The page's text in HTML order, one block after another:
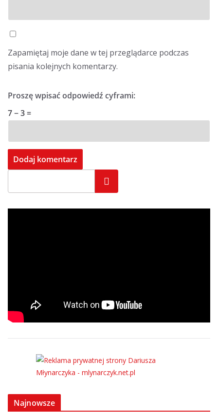
Zapamiętaj moje dane w tej przeglądarce podczas
pisania kolejnych komentarzy.
Proszę wpisać odpowiedź cyframi:
7 − 3 =
Szukaj
Najnowsze